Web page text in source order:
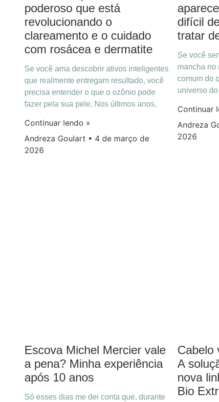
poderoso que está
revolucionando o
clareamento e o cuidado
com rosácea e dermatite
Se você ama descobrir ativos inteligentes
que realmente entregam resultado, você
precisa entender o que o ozônio pode
fazer pela sua pele. Nos últimos anos,
Continuar lendo »
Andreza Goulart
4 de março de
2026
difícil
tratar
Se você
mancha no
comum do
universo
Continuar
Andreza
2026
Escova Michel Mercier vale
a pena? Minha experiência
após 10 anos
Só esses dias me dei conta que, durante
Cabelo
A
nova
Bio